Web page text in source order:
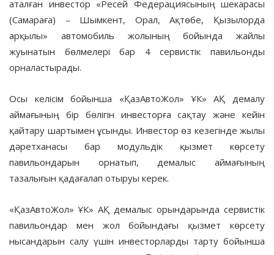
аталған инвестор «Ресей Федерациясының шекарасы
(Самараға) – Шымкент, Орал, Ақтөбе, Қызылорда
арқылы» автомобиль жолының бойында жайлы
жуынатын бөлмелері бар 4 сервистік павильонды
орналастырады.
Осы келісім бойынша «ҚазАвтоЖол» ҰК» АҚ демалу
аймағының бір бөлігін инвесторға сақтау және кейін
қайтару шартымен ұсынды. Инвестор өз кезегінде жылы
дәретханасы бар модульдік қызмет көрсету
павильондарын орнатып, демалыс аймағының
тазалығын қадағалап отыруы керек.
«ҚазАвтоЖол» ҰК» АҚ демалыс орындарында сервистік
павильондар мен жол бойындағы қызмет көрсету
нысандарын салу үшін инвесторларды тарту бойынша